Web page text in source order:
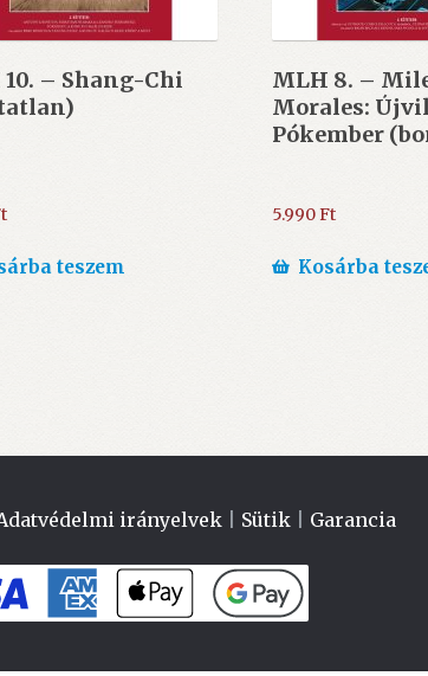
– Shang-Chi
teszem
MLH 8. –
Morales:
Pókember
5.990Ft
Kosárba
irányelvek Sütik Garancia